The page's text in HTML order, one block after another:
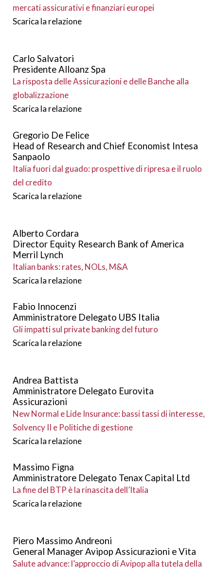
mercati assicurativi e finanziari europei
Scarica la relazione
Carlo Salvatori
Presidente Alloanz Spa
La risposta delle Assicurazioni e delle Banche alla
globalizzazione
Scarica la relazione
Gregorio De Felice
Head of Research and Chief Economist Intesa
Sanpaolo
Italia fuori dal guado: prospettive di ripresa e il ruolo
del credito
Scarica la relazione
Alberto Cordara
Director Equity Research Bank of America
Merril Lynch
Italian banks: rates, NOLs, M&A
Scarica la relazione
Fabio Innocenzi
Amministratore Delegato UBS Italia
Gli impatti sul private banking del futuro
Scarica la relazione
Andrea Battista
Amministratore Delegato Eurovita
Assicurazioni
New Normal e Lide Insurance: bassi tassi di interesse,
Solvency II e Politiche di gestione
Scarica la relazione
Massimo Figna
Amministratore Delegato Tenax Capital Ltd
La fine del BTP è la rinascita dell’Italia
Scarica la relazione
Piero Massimo Andreoni
General Manager Avipop Assicurazioni e Vita
Salute advance: l’approccio di Avipop alla tutela della